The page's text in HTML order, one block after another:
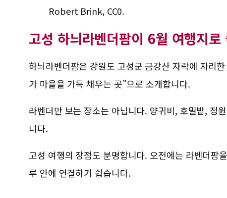
Robert Brink, CC0.
고성 하늬라벤더팜이 6월 여행지로
하늬라벤더팜은 강원도 고성군 금강산 자락에 자리
가 마을을 가득 채우는 곳”으로 소개합니다.
라벤더만 보는 장소는 아닙니다. 양귀비, 호밀밭, 정
니다.
고성 여행의 장점도 분명합니다. 오전에는 라벤더팜
루 안에 연결하기 쉽습니다.